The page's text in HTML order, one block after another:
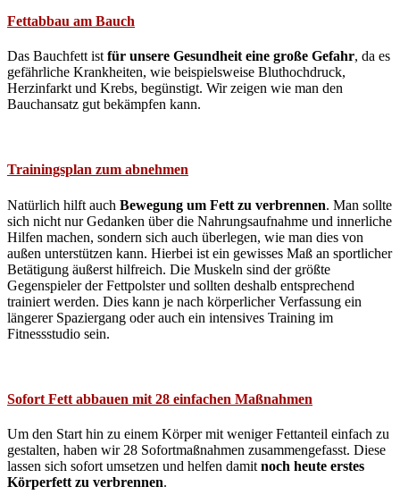
Fettabbau am Bauch
Das Bauchfett ist für unsere Gesundheit eine große Gefahr, da es
gefährliche Krankheiten, wie beispielsweise Bluthochdruck,
Herzinfarkt und Krebs, begünstigt. Wir zeigen wie man den
Bauchansatz gut bekämpfen kann.
Trainingsplan zum abnehmen
Natürlich hilft auch Bewegung um Fett zu verbrennen. Man sollte
sich nicht nur Gedanken über die Nahrungsaufnahme und innerliche
Hilfen machen, sondern sich auch überlegen, wie man dies von
außen unterstützen kann. Hierbei ist ein gewisses Maß an sportlicher
Betätigung äußerst hilfreich. Die Muskeln sind der größte
Gegenspieler der Fettpolster und sollten deshalb entsprechend
trainiert werden. Dies kann je nach körperlicher Verfassung ein
längerer Spaziergang oder auch ein intensives Training im
Fitnessstudio sein.
Sofort Fett abbauen mit 28 einfachen Maßnahmen
Um den Start hin zu einem Körper mit weniger Fettanteil einfach zu
gestalten, haben wir 28 Sofortmaßnahmen zusammengefasst. Diese
lassen sich sofort umsetzen und helfen damit noch heute erstes
Körperfett zu verbrennen.